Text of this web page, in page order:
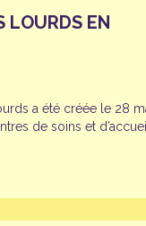
LOURDS EN
a été créée le 28
de soins et